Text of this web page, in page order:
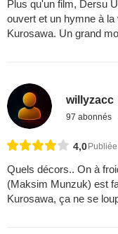
Plus qu'un film, Dersu
ouvert et un hymne à
Kurosawa. Un grand
willyzacc
97 abonnés
4,0
Quels décors.. On à
(Maksim Munzuk) est
Kurosawa, ça ne se